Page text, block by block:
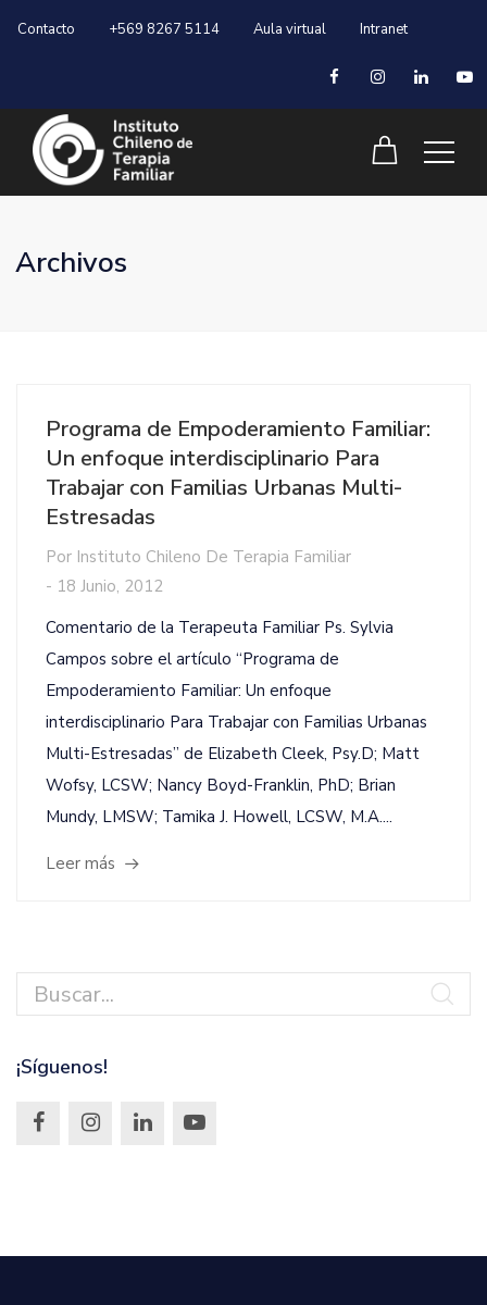
Contacto +569 8267 5114 Aula virtual Intranet
Archivos
Programa de Empoderamiento Familiar:
Un enfoque interdisciplinario Para
Trabajar con Familias Urbanas Multi-
Estresadas
Por Instituto Chileno De Terapia Familiar
- 18 Junio, 2012
Comentario de la Terapeuta Familiar Ps. Sylvia
Campos sobre el artículo “Programa de
Empoderamiento Familiar: Un enfoque
interdisciplinario Para Trabajar con Familias Urbanas
Multi-Estresadas” de Elizabeth Cleek, Psy.D; Matt
Wofsy, LCSW; Nancy Boyd-Franklin, PhD; Brian
Mundy, LMSW; Tamika J. Howell, LCSW, M.A....
Leer más
¡Síguenos!